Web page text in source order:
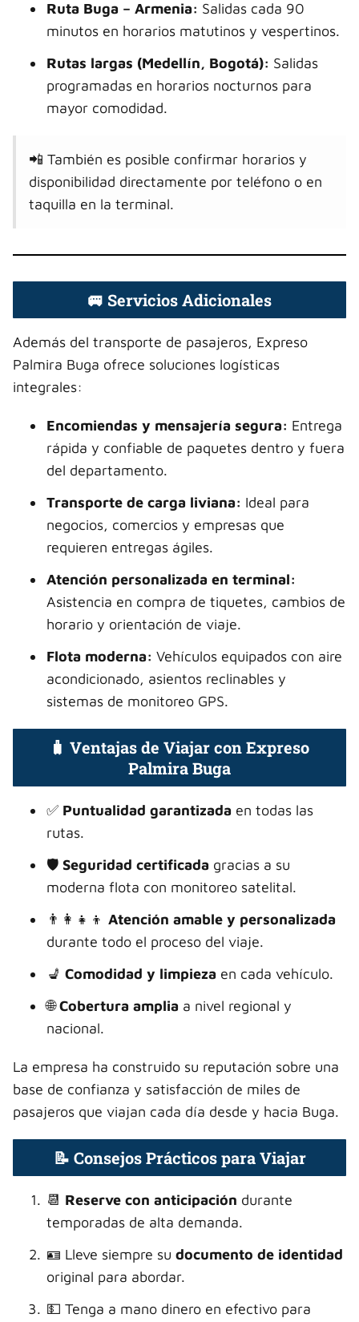
Ruta Buga – Armenia: Salidas cada 90
minutos en horarios matutinos y vespertinos.
Rutas largas (Medellín, Bogotá): Salidas
programadas en horarios nocturnos para
mayor comodidad.
📲 También es posible confirmar horarios y
disponibilidad directamente por teléfono o en
taquilla en la terminal.
🚐 Servicios Adicionales
Además del transporte de pasajeros, Expreso
Palmira Buga ofrece soluciones logísticas
integrales:
Encomiendas y mensajería segura: Entrega
rápida y confiable de paquetes dentro y fuera
del departamento.
Transporte de carga liviana: Ideal para
negocios, comercios y empresas que
requieren entregas ágiles.
Atención personalizada en terminal:
Asistencia en compra de tiquetes, cambios de
horario y orientación de viaje.
Flota moderna: Vehículos equipados con aire
acondicionado, asientos reclinables y
sistemas de monitoreo GPS.
🧳 Ventajas de Viajar con Expreso
Palmira Buga
✅ Puntualidad garantizada en todas las
rutas.
🛡️ Seguridad certificada gracias a su
moderna flota con monitoreo satelital.
👨‍👩‍👧‍👦 Atención amable y personalizada
durante todo el proceso del viaje.
💺 Comodidad y limpieza en cada vehículo.
🌐Cobertura amplia a nivel regional y
nacional.
La empresa ha construido su reputación sobre una
base de confianza y satisfacción de miles de
pasajeros que viajan cada día desde y hacia Buga.
📝 Consejos Prácticos para Viajar
📆 Reserve con anticipación durante
temporadas de alta demanda.
🪪 Lleve siempre su documento de identidad
original para abordar.
💵 Tenga a mano dinero en efectivo para